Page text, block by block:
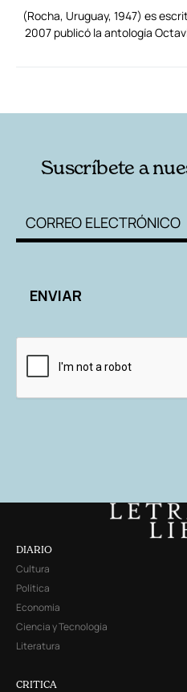
(Rocha, Uruguay, 1947) es
2007 publicó la antología
Suscríbete a
DIARIO
Cultura
Política
Economía
Ciencia y Tecnología
Literatura
CRITICA